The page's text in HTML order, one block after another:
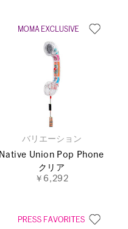
バリエーション
Native Union Pop Phone
クリア
￥6,292